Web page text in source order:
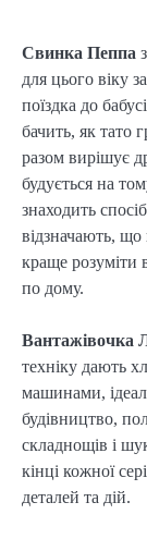
Свинка Пеппа
для цього віку
поїздка до
бачить, як тато
разом вирішує
будується на
знаходить
відзначають,
краще розуміти
по дому.
Вантажівочка
техніку дають
машинами,
будівництво,
складнощів і
кінці кожної
деталей та дій.